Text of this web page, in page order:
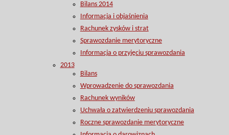
Bilans 2014
Informacja i objaśnienia
Rachunek zysków i strat
Sprawozdanie merytoryczne
Informacja o przyjęciu sprawozdania
2013
Bilans
Wprowadzenie do sprawozdania
Rachunek wyników
Uchwała o zatwierdzeniu sprawozdania
Roczne sprawozdanie merytoryczne